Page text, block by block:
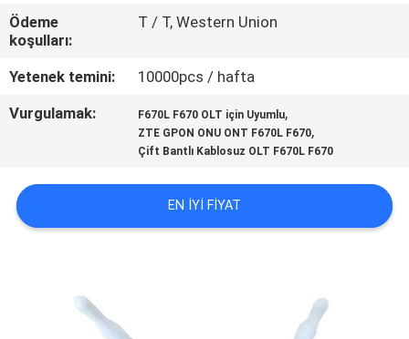
ISTEĞI
SITE
HARITASI
POLICY
Ödeme
koşulları:
T / T, Western Union
Yetenek temini:
10000pcs / hafta
Vurgulamak:
F670L F670 OLT için Uyumlu,
ZTE GPON ONU ONT F670L F670,
Çift Bantlı Kablosuz OLT F670L F670
EN IYI FIYAT